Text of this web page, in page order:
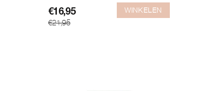
€21,95
Oorspronkelijke
prijs
€16,95
Huidige
prijs
WINKELEN